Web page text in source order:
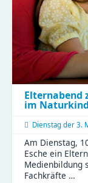
Elternabend
im
Dienstag der 3.
Am Dienstag,
Esche ein
Medienbildung
Fachkräfte …